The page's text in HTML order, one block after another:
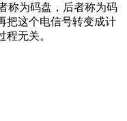
称为码盘，后者称为码
把这个电信号转变成计
无关。